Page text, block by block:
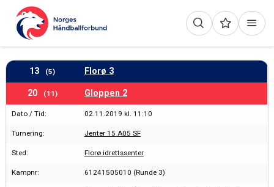
13 (5) Florø 3
20 (11) Gloppen 2
Dato / Tid: 02.11.2019 kl. 11:10
Turnering: Jenter 15 A05 SF
Sted: Florø idrettssenter
Kampnr: 61241505010 (Runde 3)